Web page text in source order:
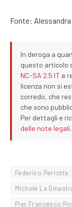
Fonte:
In deroga a
questo articolo
NC-SA 2.5 IT e
licenza non si
corredo, che
che sono
Per dettagli e
delle note legali.
Federico Perrotta
Michele La
Pier Francesco